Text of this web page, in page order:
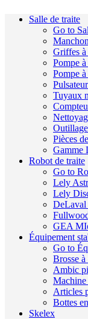
Salle de traite
Go to
Griffes à
Pompe
Pompe
Tuyaux
Pièces
Gamme
Robot de traite
Go to
Lely
Lely
GEA
Équipement
Go to
Brosse à
Ambic
Machine
Articles
Bottes
Skelex